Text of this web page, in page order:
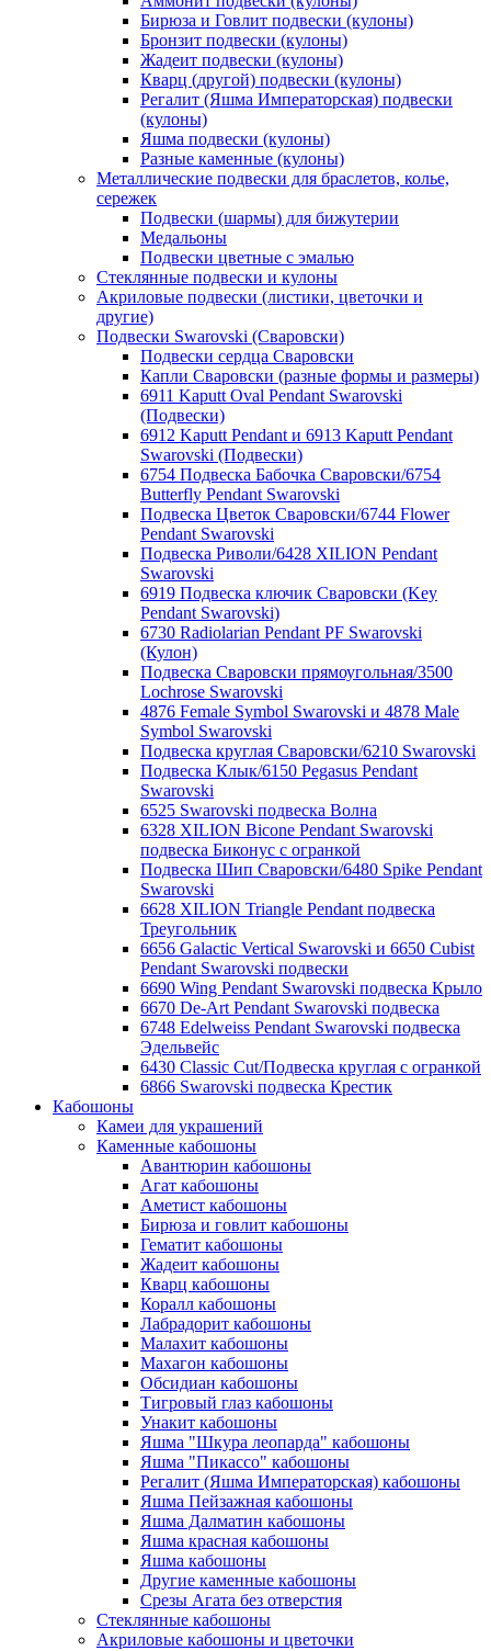
Бирюза и Говлит подвески (кулоны)
Бронзит подвески (кулоны)
Жадеит подвески (кулоны)
Кварц (другой) подвески (кулоны)
Регалит (Яшма Императорская) подвески
(кулоны)
Яшма подвески (кулоны)
Разные каменные (кулоны)
Металлические подвески для браслетов, колье,
сережек
Подвески (шармы) для бижутерии
Медальоны
Подвески цветные с эмалью
Стеклянные подвески и кулоны
Акриловые подвески (листики, цветочки и
другие)
Подвески Swarovski (Сваровски)
Подвески сердца Сваровски
Капли Сваровски (разные формы и размеры)
6911 Kaputt Oval Pendant Swarovski
(Подвески)
6912 Kaputt Pendant и 6913 Kaputt Pendant
Swarovski (Подвески)
6754 Подвеска Бабочка Сваровски/6754
Butterfly Pendant Swarovski
Подвеска Цветок Сваровски/6744 Flower
Pendant Swarovski
Подвеска Риволи/6428 XILION Pendant
Swarovski
6919 Подвеска ключик Сваровски (Key
Pendant Swarovski)
6730 Radiolarian Pendant PF Swarovski
(Кулон)
Подвеска Сваровски прямоугольная/3500
Lochrose Swarovski
4876 Female Symbol Swarovski и 4878 Male
Symbol Swarovski
Подвеска круглая Сваровски/6210 Swarovski
Подвеска Клык/6150 Pegasus Pendant
Swarovski
6525 Swarovski подвеска Волна
6328 XILION Bicone Pendant Swarovski
подвеска Биконус c огранкой
Подвеска Шип Сваровски/6480 Spike Pendant
Swarovski
6628 XILION Triangle Pendant подвеска
Треугольник
6656 Galactic Vertical Swarovski и 6650 Cubist
Pendant Swarovski подвески
6690 Wing Pendant Swarovski подвеска Крыло
6670 De-Art Pendant Swarovski подвеска
6748 Edelweiss Pendant Swarovski подвеска
Эдельвейс
6430 Classic Cut/Подвеска круглая с огранкой
6866 Swarovski подвеска Крестик
Кабошоны
Камеи для украшений
Каменные кабошоны
Авантюрин кабошоны
Агат кабошоны
Аметист кабошоны
Бирюза и говлит кабошоны
Гематит кабошоны
Жадеит кабошоны
Кварц кабошоны
Коралл кабошоны
Лабрадорит кабошоны
Малахит кабошоны
Махагон кабошоны
Обсидиан кабошоны
Тигровый глаз кабошоны
Унакит кабошоны
Яшма "Шкура леопарда" кабошоны
Яшма "Пикассо" кабошоны
Регалит (Яшма Императорская) кабошоны
Яшма Пейзажная кабошоны
Яшма Далматин кабошоны
Яшма красная кабошоны
Яшма кабошоны
Другие каменные кабошоны
Срезы Агата без отверстия
Стеклянные кабошоны
Акриловые кабошоны и цветочки